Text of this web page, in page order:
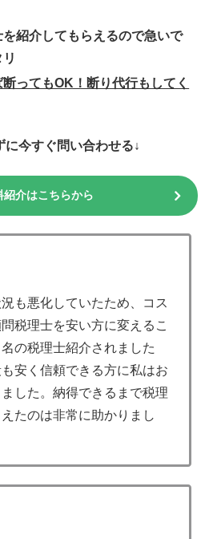
紹介してもらえるので急いで
ってもOK！断り代行もしてく
に今すぐ問い合わせる↓
紹介はこちらから
も悪化していたため、コス
税理士を安い方に変えるこ
の税理士紹介されました
安く信頼できる方に私はお
した。納得できるまで税理
たのは非常に助かりまし